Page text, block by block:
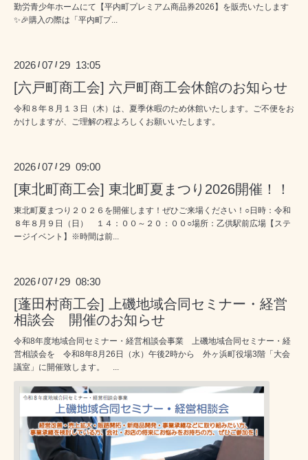
勤労青少年ホームにて【平内町プレミアム商品券2026】を販売いたします
✨🎉購入の際は「平内町プ...
2026 /07 /29 13:05
[六戸町商工会] 六戸町商工会休館のお知らせ
令和８年８月１３日（木）は、夏季休暇のため休館いたします。ご不便をお
かけしますが、ご理解の程よろしくお願いいたします。
2026 /07 /29 09:00
[東北町商工会] 東北町夏まつり2026開催！！
東北町夏まつり２０２６を開催します！ぜひご来場ください！○日時：令和
８年８月９日（日） １４：００～２０：００○場所：乙供駅前広場【ステ
ージイベント】※時間は前...
2026 /07 /29 08:30
[蓬田村商工会] 上磯地域合同セミナー・経営
相談会 開催のお知らせ
令和8年度地域合同セミナー・経営相談会事業 上磯地域合同セミナー・経
営相談会を 令和8年8月26日（水）午後2時から 外ヶ浜町役場3階「大会
議室」に開催致します。 ...